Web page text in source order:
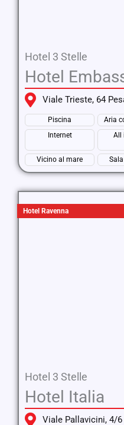
Hotel 3 Stelle
Hotel
Viale Trieste, 64
Piscina Aria
Internet
All
Vicino al mare
Hotel Ravenna
Hotel 3 Stelle
Hotel Italia
Viale Pallavicini, 4/6